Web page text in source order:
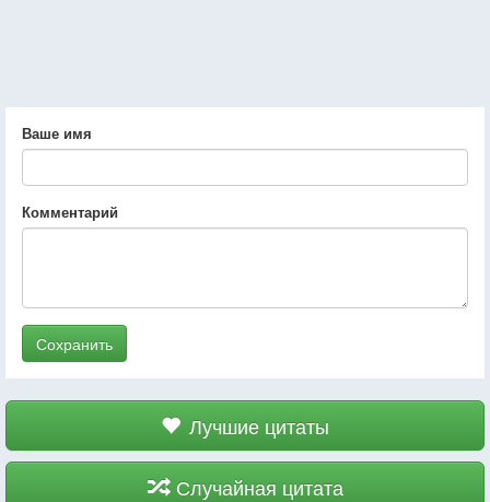
Ваше имя
Комментарий
Сохранить
Лучшие цитаты
Случайная цитата